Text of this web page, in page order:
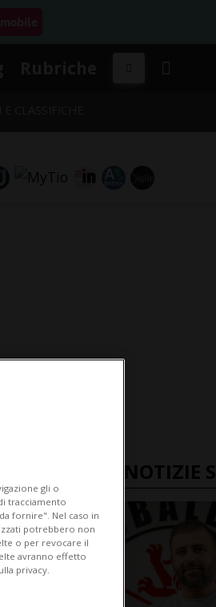
ULTIME NOTIZIE
gli o
tracciamento
fornire". Nel caso in
potrebbero non
o per revocare il
avranno effetto
privacy.